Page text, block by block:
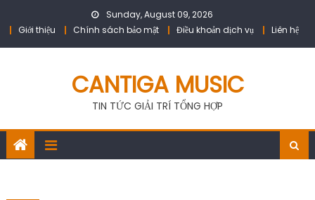
Sunday, August 09, 2026
Giới thiệu
Chính sách bảo mật Điều khoản dịch vụ Liên hệ
CANTIGA MUSIC
TIN TỨC GIẢI TRÍ TỔNG HỢP